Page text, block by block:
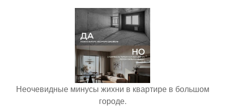
Неочевидные минусы жихни в квартире в большом
городе.